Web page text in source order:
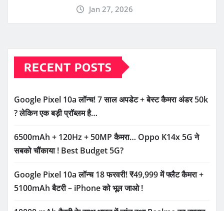
Jan 27, 2026
RECENT POSTS
Google Pixel 10a लॉन्च! 7 साल अपडेट + बेस्ट कैमरा अंडर 50k
? लेकिन एक बड़ी प्रॉब्लम है…
6500mAh + 120Hz + 50MP कैमरा… Oppo K14x 5G ने
सबको चौंकाया ! Best Budget 5G?
Google Pixel 10a लॉन्च 18 फरवरी! ₹49,999 में फ्लैट कैमरा +
5100mAh बैटरी – iPhone को भूल जाओ !